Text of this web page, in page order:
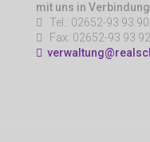
mit uns in
Tel.: 02652-93 93 90
Fax: 02652-93 93